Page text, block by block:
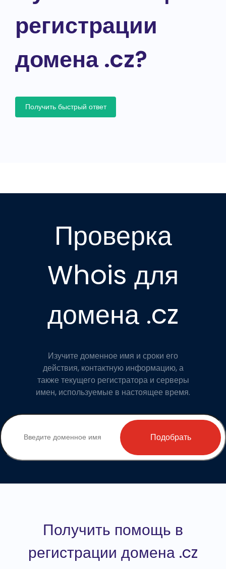
регистрации
домена .cz?
Получить быстрый ответ
Проверка
Whois для
домена .cz
Изучите доменное имя и сроки его
действия, контактную информацию, а
также текущего регистратора и серверы
имен, используемые в настоящее время.
Подобрать
Получить помощь в
регистрации домена .cz